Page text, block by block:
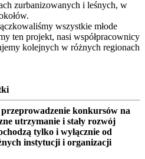
zurbanizowanych i leśnych, w
wszystkie młode
ten projekt, nasi współpracownicy
kolejnych w różnych regionach
przeprowadzenie konkursów na
utrzymanie i stały rozwój
tylko i wyłącznie od
instytucji i organizacji